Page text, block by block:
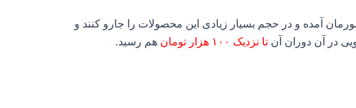
آمده و در حجم بسیار زیادی این محصولات را جارو کنند و
در آن دوران آن تا نزدیک ۱۰۰ هزار تومان هم رسید.